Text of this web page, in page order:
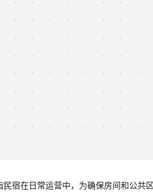
宿在日常运营中，为确保房间和公共